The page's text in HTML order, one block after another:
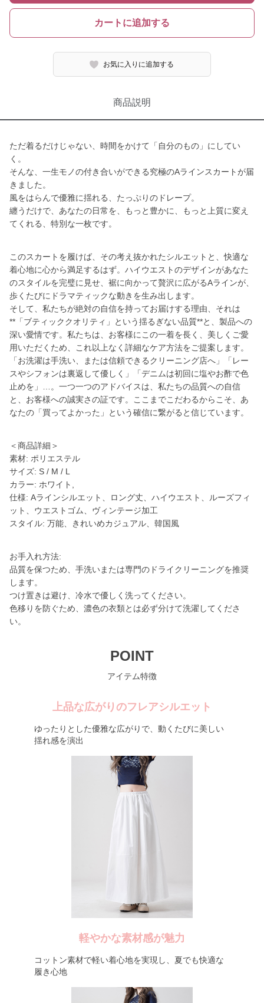
カートに追加する
お気に入りに追加する
商品説明
ただ着るだけじゃない、時間をかけて「自分のもの」にしてい
く。
そんな、一生モノの付き合いができる究極のAラインスカートが届
きました。
風をはらんで優雅に揺れる、たっぷりのドレープ。
纏うだけで、あなたの日常を、もっと豊かに、もっと上質に変え
てくれる、特別な一枚です。
このスカートを履けば、その考え抜かれたシルエットと、快適な
着心地に心から満足するはず。ハイウエストのデザインがあなた
のスタイルを完璧に見せ、裾に向かって贅沢に広がるAラインが、
歩くたびにドラマティックな動きを生み出します。
そして、私たちが絶対の自信を持ってお届けする理由、それは
**「ブティッククオリティ」という揺るぎない品質**と、製品への
深い愛情です。私たちは、お客様にこの一着を長く、美しくご愛
用いただくため、これ以上なく詳細なケア方法をご提案します。
「お洗濯は手洗い、または信頼できるクリーニング店へ」「レー
スやシフォンは裏返して優しく」「デニムは初回に塩やお酢で色
止めを」…。一つ一つのアドバイスは、私たちの品質への自信
と、お客様への誠実さの証です。ここまでこだわるからこそ、あ
なたの「買ってよかった」という確信に繋がると信じています。
＜商品詳細＞
素材: ポリエステル
サイズ: S / M / L
カラー: ホワイト,
仕様: Aラインシルエット、ロング丈、ハイウエスト、ルーズフィ
ット、ウエストゴム、ヴィンテージ加工
スタイル: 万能、きれいめカジュアル、韓国風
お手入れ方法:
品質を保つため、手洗いまたは専門のドライクリーニングを推奨
します。
つけ置きは避け、冷水で優しく洗ってください。
色移りを防ぐため、濃色の衣類とは必ず分けて洗濯してくださ
い。
POINT
アイテム特徴
上品な広がりのフレアシルエット
ゆったりとした優雅な広がりで、動くたびに美しい
揺れ感を演出
軽やかな素材感が魅力
コットン素材で軽い着心地を実現し、夏でも快適な
履き心地